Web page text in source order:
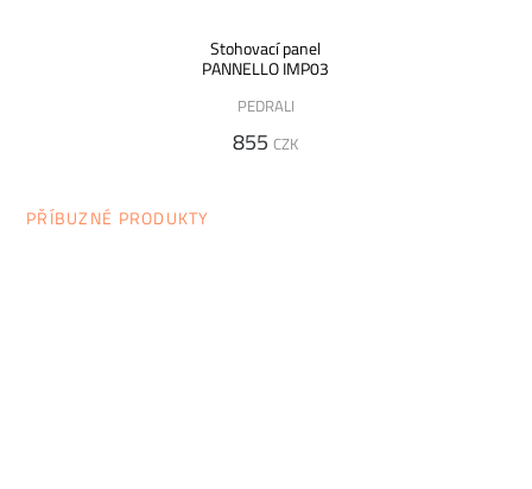
Stohovací panel
PANNELLO IMP03
PEDRALI
855 CZK
PŘÍBUZNÉ PRODUKTY